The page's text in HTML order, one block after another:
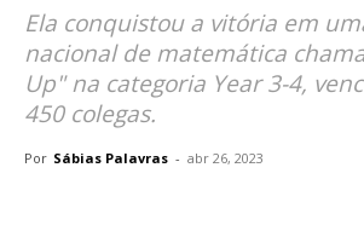
Ela conquistou a vitória em
nacional de matemática
Up" na categoria Year 3-4,
450 colegas.
Por Sábias Palavras - abr 26, 2023